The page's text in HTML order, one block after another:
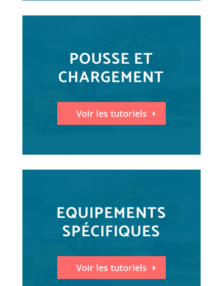
POUSSE ET
CHARGEMENT
Voir les tutoriels
EQUIPEMENTS
SPÉCIFIQUES
Voir les tutoriels